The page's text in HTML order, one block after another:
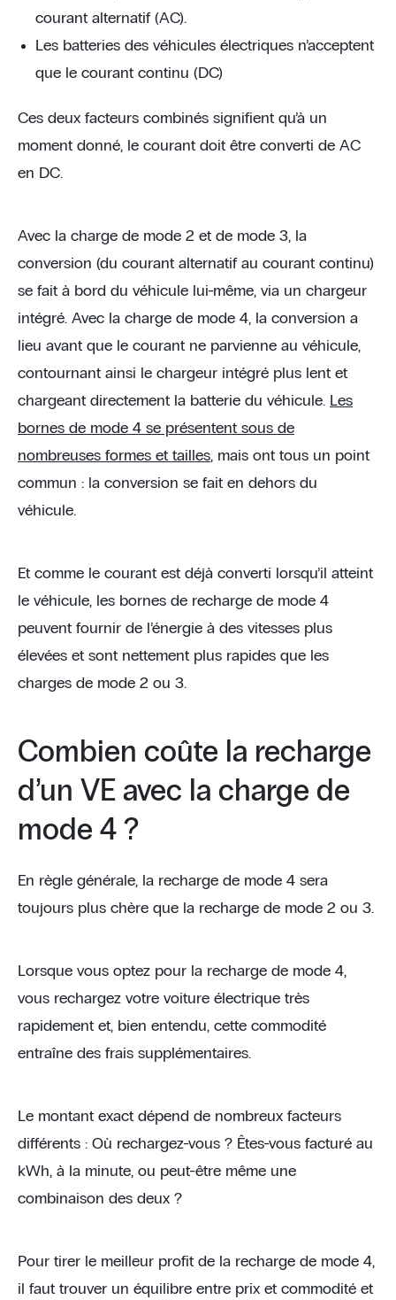
courant alternatif (AC).
Les batteries des véhicules électriques n’acceptent
que le courant continu (DC)
Ces deux facteurs combinés signifient qu’à un
moment donné, le courant doit être converti de AC
en DC.
Avec la charge de mode 2 et de mode 3, la
conversion (du courant alternatif au courant continu)
se fait à bord du véhicule lui-même, via un chargeur
intégré. Avec la charge de mode 4, la conversion a
lieu avant que le courant ne parvienne au véhicule,
contournant ainsi le chargeur intégré plus lent et
chargeant directement la batterie du véhicule. Les
bornes de mode 4 se présentent sous de
nombreuses formes et tailles, mais ont tous un point
commun : la conversion se fait en dehors du
véhicule.
Et comme le courant est déjà converti lorsqu’il atteint
le véhicule, les bornes de recharge de mode 4
peuvent fournir de l’énergie à des vitesses plus
élevées et sont nettement plus rapides que les
charges de mode 2 ou 3.
Combien coûte la recharge
d’un VE avec la charge de
mode 4 ?
En règle générale, la recharge de mode 4 sera
toujours plus chère que la recharge de mode 2 ou 3.
Lorsque vous optez pour la recharge de mode 4,
vous rechargez votre voiture électrique très
rapidement et, bien entendu, cette commodité
entraîne des frais supplémentaires.
Le montant exact dépend de nombreux facteurs
différents : Où rechargez-vous ? Êtes-vous facturé au
kWh, à la minute, ou peut-être même une
combinaison des deux ?
Pour tirer le meilleur profit de la recharge de mode 4,
il faut trouver un équilibre entre prix et commodité et